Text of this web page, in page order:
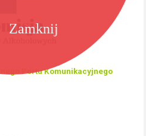
Portu Komunikacyjnego
Zamknij